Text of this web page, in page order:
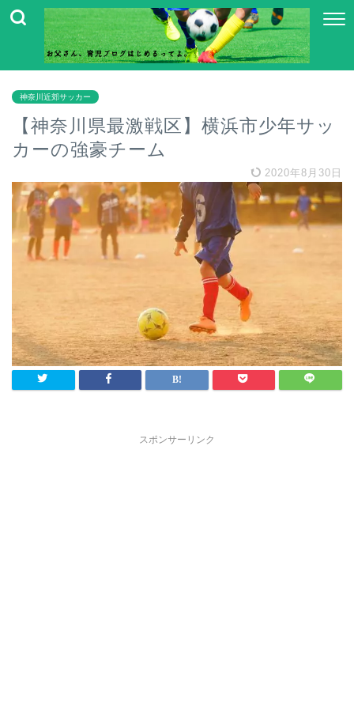
神奈川近郊サッカー
【神奈川県最激戦区】横浜市少年サッ
カーの強豪チーム
2020年8月30日
スポンサーリンク